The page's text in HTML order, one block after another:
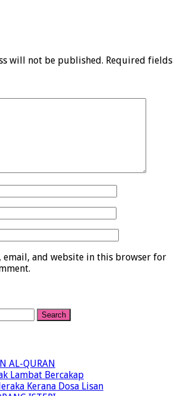
will not be published. Required fields
email, and website in this browser for
AL-QURAN
Lambat Bercakap
Kerana Dosa Lisan